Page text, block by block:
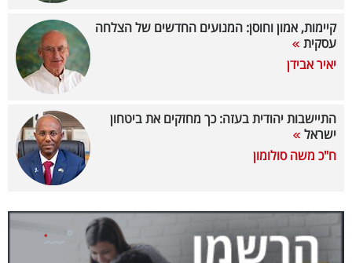
ניוזלטרים
קיימות, אמון וחוסן: המנועים החדשים של הצלחה
עסקית
יאיר אבידן
התיישבות יהודית בעזה: כך מחזקים את ביטחון
ישראל
ח"כ משה סולומון